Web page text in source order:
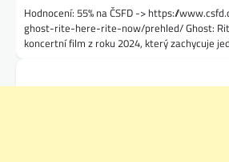
Hodnocení: 55% na ČSFD -> https://
ghost-rite-here-rite-now/prehled/ Ghost:
koncertní film z roku 2024, který zachycuje